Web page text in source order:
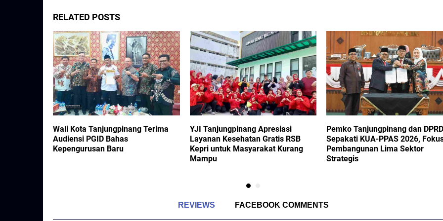
RELATED POSTS
Wali Kota Tanjungpinang Terima
Audiensi PGID Bahas
Kepengurusan Baru
YJI Tanjungpinang Apresiasi
Layanan Kesehatan Gratis RSB
Kepri untuk Masyarakat Kurang
Mampu
Pemko Tanjungpinang dan DPRD
Sepakati KUA-PPAS 2026,
Pembangunan Lima Sektor
Strategis
REVIEWS FACEBOOK COMMENTS